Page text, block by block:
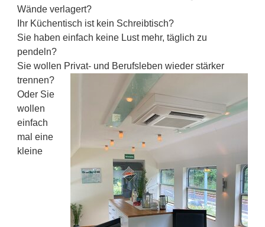
Wände verlagert?
Ihr Küchentisch ist kein Schreibtisch?
Sie haben einfach keine Lust mehr, täglich zu
pendeln?
Sie wollen Privat- und Berufsleben wieder stärker
trennen?
Oder Sie
wollen
einfach
mal eine
kleine